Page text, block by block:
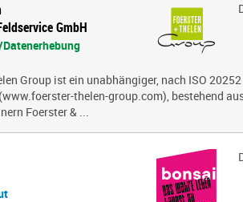
GmbH
Group ist ein unabhängiger, nach ISO
thelen-group.com), bestehend
Foerster & ...